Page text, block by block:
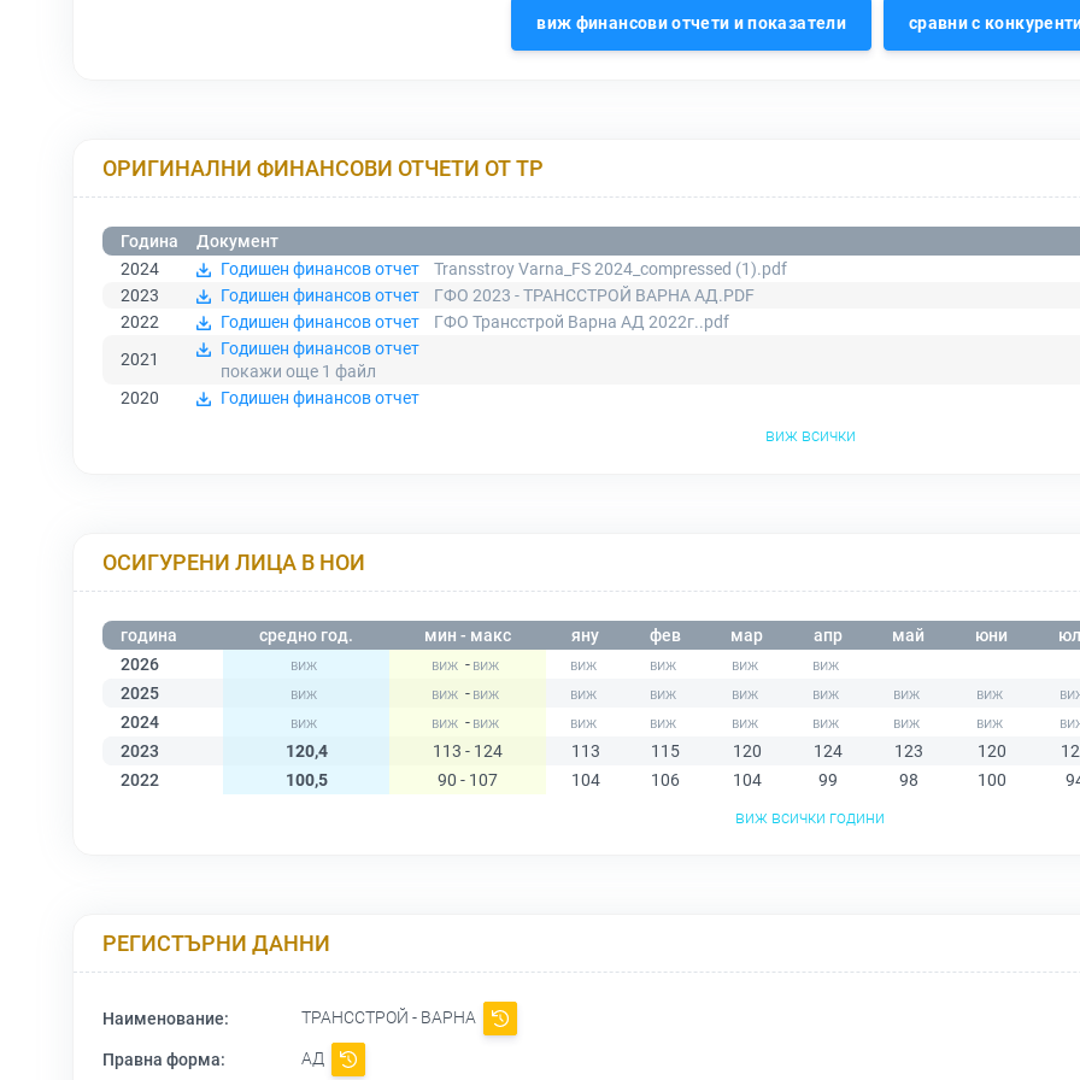
виж финансови отчети и показатели сравни с
ОРИГИНАЛНИ ФИНАНСОВИ ОТЧЕТИ ОТ ТР
Година
Документ
2024
Годишен финансов отчет
Transstroy Varna_FS 2024_compressed (1).pdf
2023
Годишен финансов отчет
ГФО 2023 - ТРАНССТРОЙ ВАРНА АД.PDF
2022
Годишен финансов отчет
ГФО Трансстрой Варна АД 2022г..pdf
2021
Годишен финансов отчет
покажи още 1 файл
2020
Годишен финансов отчет
виж всички
ОСИГУРЕНИ ЛИЦА В НОИ
година средно год. мин - макс яну фев мар апр май юни
2026
-
2025
-
2024
-
2023
120,4 113 - 124 113 115 120 124 123 120
2022
100,5 90 - 107 104 106 104 99 98 100
виж всички години
РЕГИСТЪРНИ ДАННИ
Наименование: ТРАНССТРОЙ - ВАРНА
Правна форма: АД